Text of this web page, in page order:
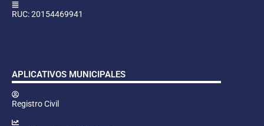
RUC: 20154469941
APLICATIVOS MUNICIPALES
Registro Civil